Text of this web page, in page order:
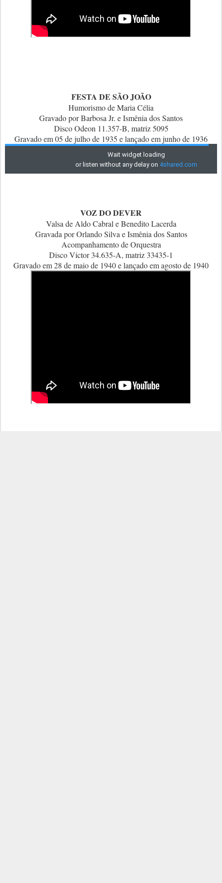
FESTA DE SÃO JOÃO
Humorismo de Maria Célia
Gravado por Barbosa Jr. e Ismênia dos Santos
Disco Odeon 11.357-B, matriz 5095
Gravado em 05 de julho de 1935 e lançado em junho de 1936
VOZ DO DEVER
Valsa de Aldo Cabral e Benedito Lacerda
Gravada por Orlando Silva e Ismênia dos Santos
Acompanhamento de Orquestra
Disco Victor 34.635-A, matriz 33435-1
Gravado em 28 de maio de 1940 e lançado em agosto de 1940